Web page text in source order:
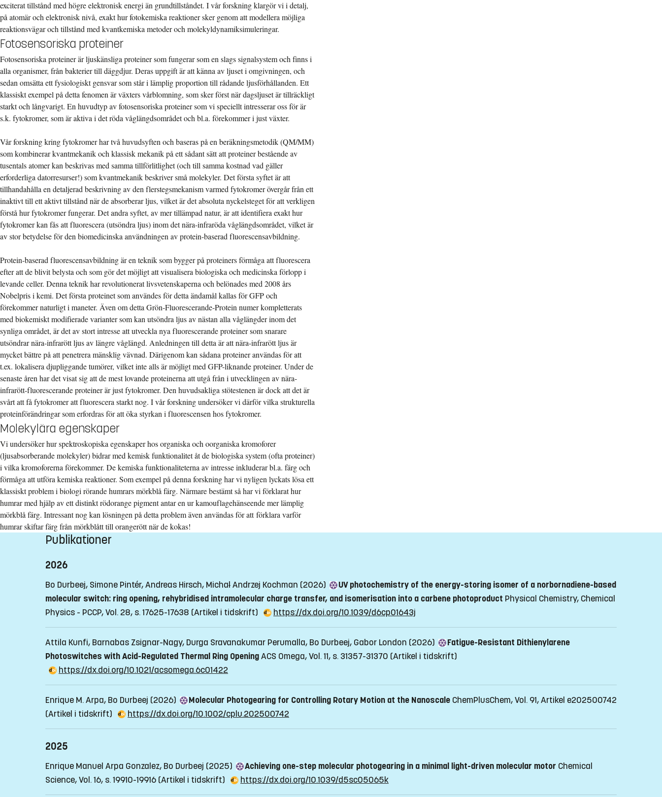
exciterat tillstånd med högre elektronisk energi än grundtillståndet. I vår forskning klargör vi i detalj,
på atomär och elektronisk nivå, exakt hur fotokemiska reaktioner sker genom att modellera möjliga
reaktionsvägar och tillstånd med kvantkemiska metoder och molekyldynamiksimuleringar.
Fotosensoriska proteiner
Fotosensoriska proteiner är ljuskänsliga proteiner som fungerar som en slags signalsystem och finns i
alla organismer, från bakterier till däggdjur. Deras uppgift är att känna av ljuset i omgivningen, och
sedan omsätta ett fysiologiskt gensvar som står i lämplig proportion till rådande ljusförhållanden. Ett
klassiskt exempel på detta fenomen är växters vårblomning, som sker först när dagsljuset är tillräckligt
starkt och långvarigt. En huvudtyp av fotosensoriska proteiner som vi speciellt intresserar oss för är
s.k. fytokromer, som är aktiva i det röda våglängdsområdet och bl.a. förekommer i just växter.
Vår forskning kring fytokromer har två huvudsyften och baseras på en beräkningsmetodik (QM/MM)
som kombinerar kvantmekanik och klassisk mekanik på ett sådant sätt att proteiner bestående av
tusentals atomer kan beskrivas med samma tillförlitlighet (och till samma kostnad vad gäller
erforderliga datorresurser!) som kvantmekanik beskriver små molekyler. Det första syftet är att
tillhandahålla en detaljerad beskrivning av den flerstegsmekanism varmed fytokromer övergår från ett
inaktivt till ett aktivt tillstånd när de absorberar ljus, vilket är det absoluta nyckelsteget för att verkligen
förstå hur fytokromer fungerar. Det andra syftet, av mer tillämpad natur, är att identifiera exakt hur
fytokromer kan fås att fluorescera (utsöndra ljus) inom det nära-infraröda våglängdsområdet, vilket är
av stor betydelse för den biomedicinska användningen av protein-baserad fluorescensavbildning.
Protein-baserad fluorescensavbildning är en teknik som bygger på proteiners förmåga att fluorescera
efter att de blivit belysta och som gör det möjligt att visualisera biologiska och medicinska förlopp i
levande celler. Denna teknik har revolutionerat livsvetenskaperna och belönades med 2008 års
Nobelpris i kemi. Det första proteinet som användes för detta ändamål kallas för GFP och
förekommer naturligt i maneter. Även om detta Grön-Fluorescerande-Protein numer kompletterats
med biokemiskt modifierade varianter som kan utsöndra ljus av nästan alla våglängder inom det
synliga området, är det av stort intresse att utveckla nya fluorescerande proteiner som snarare
utsöndrar nära-infrarött ljus av längre våglängd. Anledningen till detta är att nära-infrarött ljus är
mycket bättre på att penetrera mänsklig vävnad. Därigenom kan sådana proteiner användas för att
t.ex. lokalisera djupliggande tumörer, vilket inte alls är möjligt med GFP-liknande proteiner. Under de
senaste åren har det visat sig att de mest lovande proteinerna att utgå från i utvecklingen av nära-
infrarött-fluorescerande proteiner är just fytokromer. Den huvudsakliga stötestenen är dock att det är
svårt att få fytokromer att fluorescera starkt nog. I vår forskning undersöker vi därför vilka strukturella
proteinförändringar som erfordras för att öka styrkan i fluorescensen hos fytokromer.
Molekylära egenskaper
Vi undersöker hur spektroskopiska egenskaper hos organiska och oorganiska kromoforer
(ljusabsorberande molekyler) bidrar med kemisk funktionalitet åt de biologiska system (ofta proteiner)
i vilka kromoforerna förekommer. De kemiska funktionaliteterna av intresse inkluderar bl.a. färg och
förmåga att utföra kemiska reaktioner. Som exempel på denna forskning har vi nyligen lyckats lösa ett
klassiskt problem i biologi rörande humrars mörkblå färg. Närmare bestämt så har vi förklarat hur
humrar med hjälp av ett distinkt rödorange pigment antar en ur kamouflagehänseende mer lämplig
mörkblå färg. Intressant nog kan lösningen på detta problem även användas för att förklara varför
humrar skiftar färg från mörkblått till orangerött när de kokas!
Publikationer
2026
Bo Durbeej, Simone Pintér, Andreas Hirsch, Michał Andrzej Kochman (2026)
UV photochemistry of the energy-storing isomer of a norbornadiene-based
molecular switch: ring opening, rehybridised intramolecular charge transfer, and isomerisation into a carbene photoproduct Physical Chemistry, Chemical
Physics - PCCP, Vol. 28, s. 17625-17638 (Artikel i tidskrift) https://dx.doi.org/10.1039/d6cp01643j
Attila Kunfi, Barnabas Zsignar-Nagy, Durga Sravanakumar Perumalla, Bo Durbeej, Gabor London (2026)
Fatigue-Resistant Dithienylarene
Photoswitches with Acid-Regulated Thermal Ring OpeningACS Omega, Vol. 11, s. 31357-31370 (Artikel i tidskrift)
https://dx.doi.org/10.1021/acsomega.6c01422
Enrique M. Arpa, Bo Durbeej (2026) Molecular Photogearing for Controlling Rotary Motion at the Nanoscale ChemPlusChem, Vol. 91, Artikel e202500742
(Artikel i tidskrift)
https://dx.doi.org/10.1002/cplu.202500742
2025
Enrique Manuel Arpa Gonzalez, Bo Durbeej (2025) Achieving one-step molecular photogearing in a minimal light-driven molecular motor Chemical
Science, Vol. 16, s. 19910-19916 (Artikel i tidskrift) https://dx.doi.org/10.1039/d5sc05065k